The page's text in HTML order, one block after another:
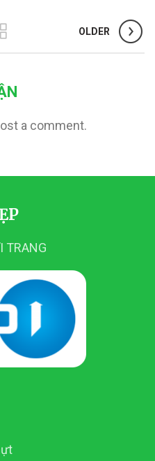
OLDER
a comment.
TRANG